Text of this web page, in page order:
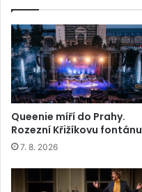
Queenie míří do Prahy.
Rozezní Křižíkovu fontánu
7. 8. 2026